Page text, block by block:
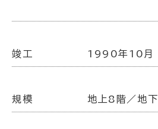
竣工 1990年10月
規模 地上8階／地